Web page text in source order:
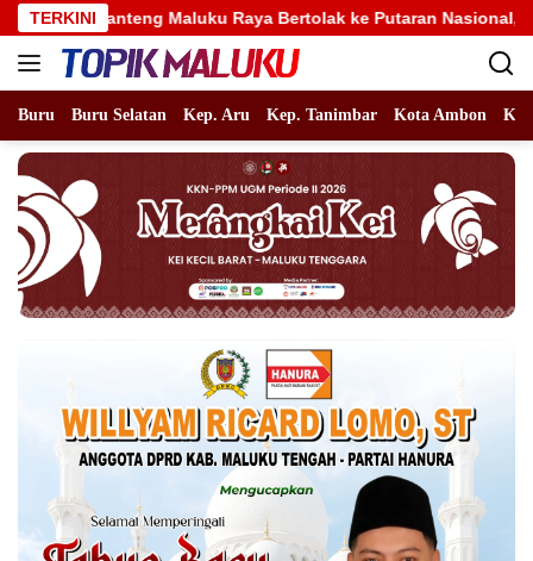
Langsung
ke
konten
TERKINI
Maluku Raya Bertolak ke Putaran Nasional, Alhidayat Wajo:
Buru Buru Selatan Kep. Aru Kep. Tanimbar Kota Ambon